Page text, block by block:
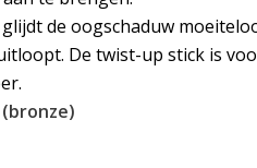
de oogschaduw
De twist-up stick is
(bronze)